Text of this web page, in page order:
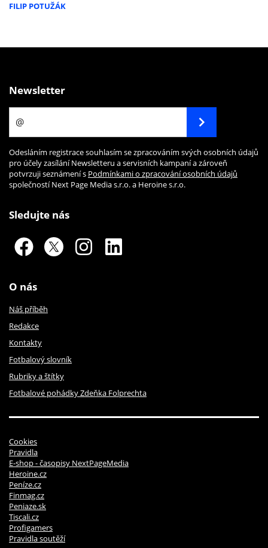
FILIP POTUŽÁK
Newsletter
Odesláním registrace souhlasím se zpracováním svých osobních údajů
pro účely zasílání Newsletteru a servisních kampaní a zároveň
potvrzuji seznámení s Podmínkami o zpracování osobních údajů
společností Next Page Media s.r.o. a Heroine s.r.o.
Sledujte nás
O nás
Náš příběh
Redakce
Kontakty
Fotbalový slovník
Rubriky a štítky
Fotbalové pohádky Zdeňka Folprechta
Cookies
Pravidla
E-shop - časopisy NextPageMedia
Heroine.cz
Peníze.cz
Finmag.cz
Peniaze.sk
Tiscali.cz
Profigamers
Pravidla soutěží